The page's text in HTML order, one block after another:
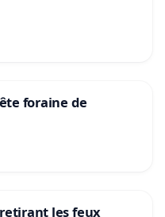
foraine de
les feux